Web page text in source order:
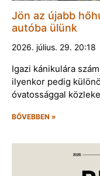
Jön az újabb
autóba ülünk
2026. július. 29. 20:18
Igazi kánikulára
ilyenkor pedig
óvatossággal
BŐVEBBEN »